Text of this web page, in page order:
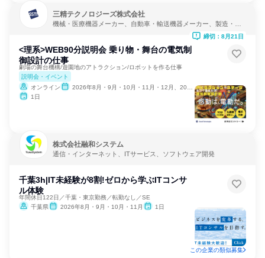
三精テクノロジーズ株式会社
機械・医療機器メーカー、自動車・輸送機器メーカー、製造・メ
<理系>WEB90分説明会 乗り物・舞台の電気制
御設計の仕事
劇場の舞台機構/遊園地のアトラクション/ロボットを作る仕事
説明会・イベント
オンライン
2026年8月・9月・10月・11月・12月、2027年1月・2月
1日
締切：8月21日
株式会社融和システム
通信・インターネット、ITサービス、ソフトウェア開発
千葉3h|IT未経験が8割!ゼロから学ぶITコンサ
ル体験
年間休日122日／千葉・東京勤務／転勤なし／SE
千葉県
2026年8月・9月・10月・11月 1日
この企業の類似募集